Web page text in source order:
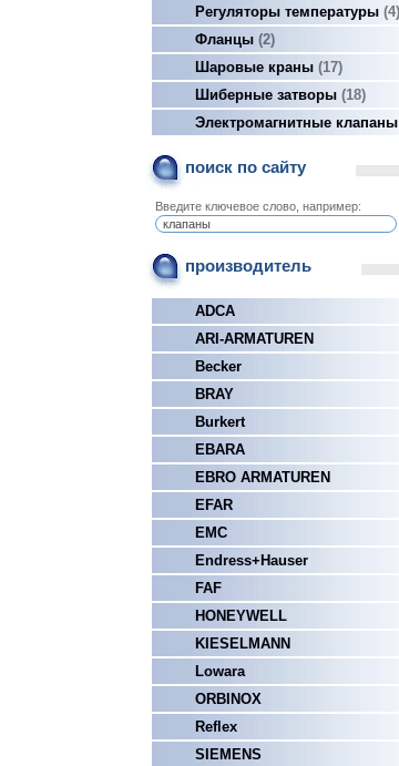
Регуляторы температуры 4
Фланцы 2
Шаровые краны 17
Шиберные затворы 18
Электромагнитные клапаны
поиск по сайту
Введите ключевое слово, например:
производитель
ADCA
ARI-ARMATUREN
Becker
BRAY
Burkert
EBARA
EBRO ARMATUREN
EFAR
EMC
Endress+Hauser
FAF
HONEYWELL
KIESELMANN
Lowara
ORBINOX
Reflex
SIEMENS